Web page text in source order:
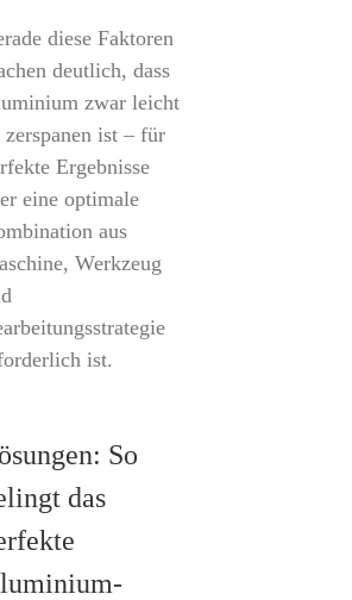
diese Faktoren
deutlich, dass
zwar leicht
zerspanen ist – für
Ergebnisse
eine optimale
aus
Werkzeug
ist.
So
das